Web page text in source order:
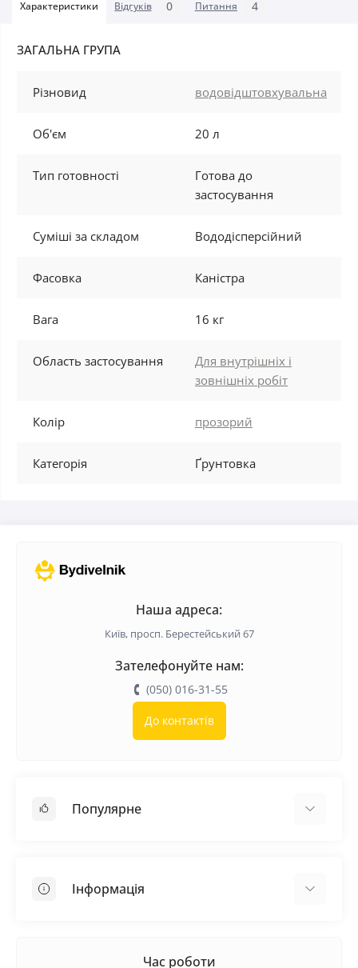
Характеристики Відгуків 0 Питання 4
ЗАГАЛЬНА ГРУПА
Різновид водовідштовхувальна
Об'єм 20 л
Тип готовності
Готова до
застосування
Суміші за складом Вододісперсійний
Фасовка Каністра
Вага 16 кг
Область застосування
Для внутрішніх і
зовнішніх робіт
Колір прозорий
Категорія Ґрунтовка
Наша адреса:
Київ, просп. Берестейський 67
Зателефонуйте нам:
(050) 016-31-55
До контактів
Популярне
Самовирівнююча суміш
Інформація
Час роботи